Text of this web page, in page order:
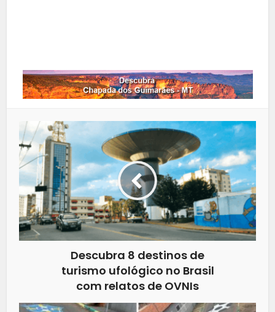
Descubra 8 destinos de
turismo ufológico no Brasil
com relatos de OVNIs